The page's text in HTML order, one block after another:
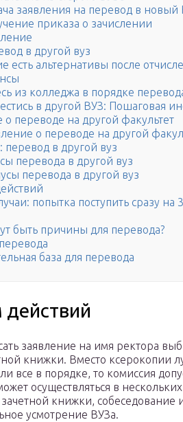
заявления на перевод в новый
приказа о зачислении
в другой вуз
есть альтернативы после
из колледжа в порядке
в другой ВУЗ: Пошаговая
о переводе на другой факультет
о переводе на другой
перевод в другой вуз
перевода в другой вуз
перевода в другой вуз
попытка поступить сразу на
быть причины для перевода?
база для перевода
заявление на имя ректора
книжки. Вместо ксерокопии
все в порядке, то комиссия
осуществляться в
книжки, собеседование
усмотрение ВУЗа.